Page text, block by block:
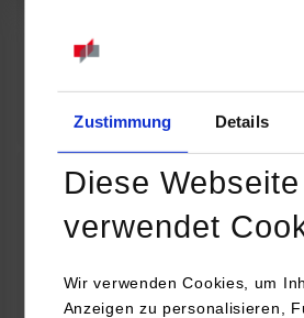
Zustimmung Details
Diese Webseite
verwendet
Wir verwenden Cookies, um
Anzeigen zu personalisieren,
Online INDIS-Infoveranstaltung für
Zum Event
Technologietag: Clean Urban
nachhaltige Mobilität im
16.09.2026 - 17.09.2026